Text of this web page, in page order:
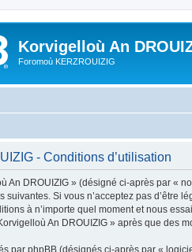
Korvigelloù An
Foromoù KERZROUIZIG
- Conditions d’utilisation
An DROUIZIG » (désigné ci-après par «
suivantes. Si vous n’acceptez pas d’être
à n’importe quel moment et nous
An DROUIZIG » après que des
par phpBB (désignés ci-après par «